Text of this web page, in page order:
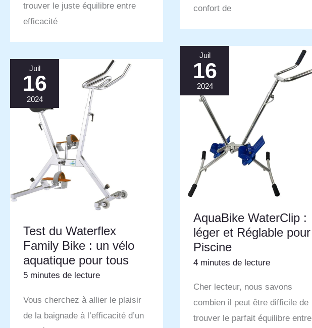
trouver le juste équilibre entre
efficacité
confort de
Juil
16
2024
AquaBike WaterClip :
léger et Réglable pour
Piscine
4 minutes de lecture
Cher lecteur, nous savons
combien il peut être difficile de
trouver le parfait équilibre entre
Juil
16
2024
Test du Waterflex
Family Bike : un vélo
aquatique pour tous
5 minutes de lecture
Vous cherchez à allier le plaisir
de la baignade à l’efficacité d’un